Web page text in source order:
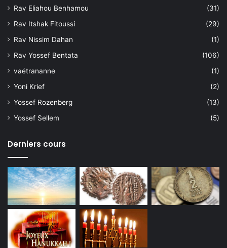
Rav Eliahou Benhamou
(31)
Rav Itshak Fitoussi
(29)
Rav Nissim Dahan
(1)
Rav Yossef Bentata
(106)
vaétrananne
(1)
Yoni Krief
(2)
Yossef Rozenberg
(13)
Yossef Sellem
(5)
Derniers cours